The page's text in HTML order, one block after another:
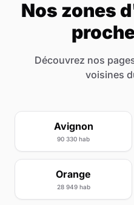
Nos zones
Découvrez nos
voisines
Avignon
90 330 hab
Orange
28 949 hab